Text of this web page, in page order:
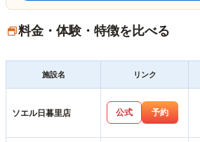
料金・体験・特徴を比べる
施設名 リンク
ソエル日暮里店 公式 予約